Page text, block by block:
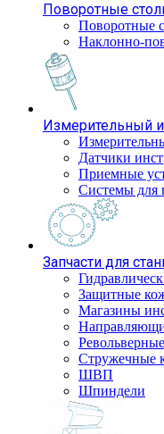
Поворотные
Поворотные
Наклонно-
Измерительный
Датчики
Приемные
Системы для
Запчасти для
Защитные
Магазины
Стружечные
ШВП
Шпиндели